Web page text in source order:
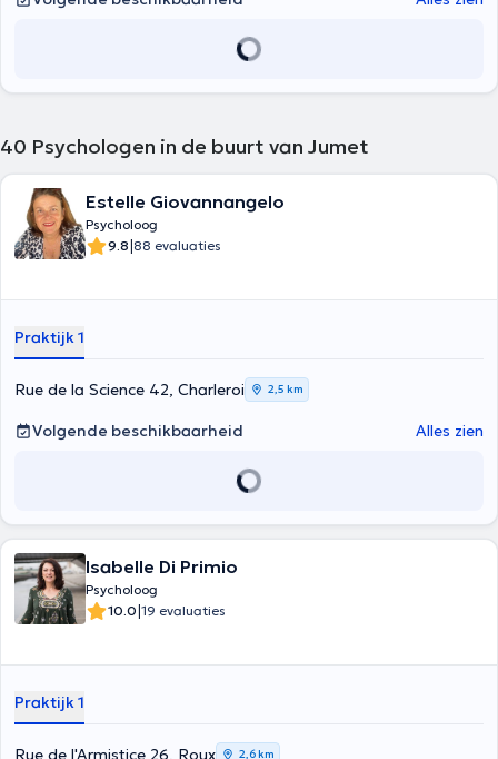
40 Psychologen in de buurt van Jumet
Estelle Giovannangelo
Psycholoog
9.8|88 evaluaties
Praktijk 1
Rue de la Science 42, Charleroi 2,5 km
Volgende beschikbaarheid Alles zien
Isabelle Di Primio
Psycholoog
10.0|19 evaluaties
Praktijk 1
Rue de l'Armistice 26, Roux 2,6 km